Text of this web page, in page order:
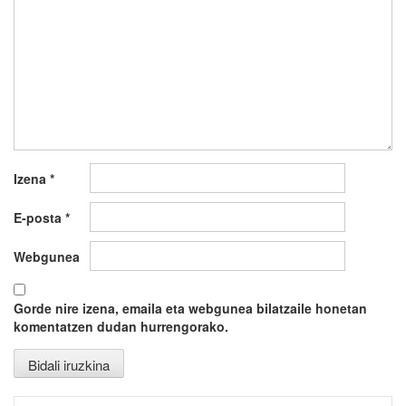
Izena *
E-posta *
Webgunea
Gorde nire izena, emaila eta webgunea bilatzaile honetan
komentatzen dudan hurrengorako.